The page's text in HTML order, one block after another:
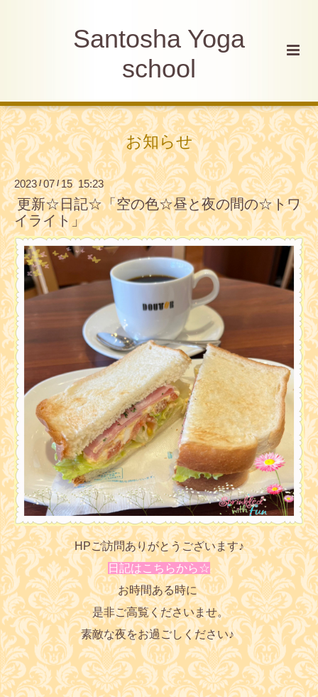
Santosha Yoga
school
お知らせ
2023/07/15 15:23
更新☆日記☆「空の色☆昼と夜の間の☆トワ
イライト」
HPご訪問ありがとうございます♪
日記はこちらから☆
お時間ある時に
是非ご高覧くださいませ。
素敵な夜をお過ごしください♪